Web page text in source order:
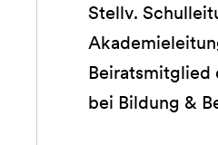
Stellv.
Beiratsmitglied
bei Bildung &